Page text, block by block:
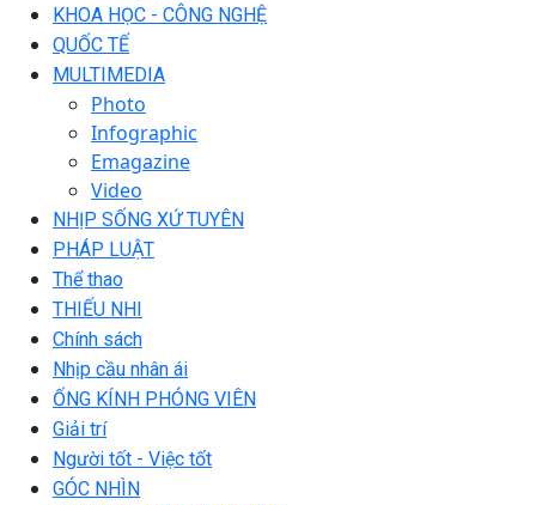
KHOA HỌC - CÔNG NGHỆ
QUỐC TẾ
MULTIMEDIA
Photo
Infographic
Emagazine
Video
NHỊP SỐNG XỨ TUYÊN
PHÁP LUẬT
Thể thao
THIẾU NHI
Chính sách
Nhịp cầu nhân ái
ỐNG KÍNH PHÓNG VIÊN
Giải trí
Người tốt - Việc tốt
GÓC NHÌN